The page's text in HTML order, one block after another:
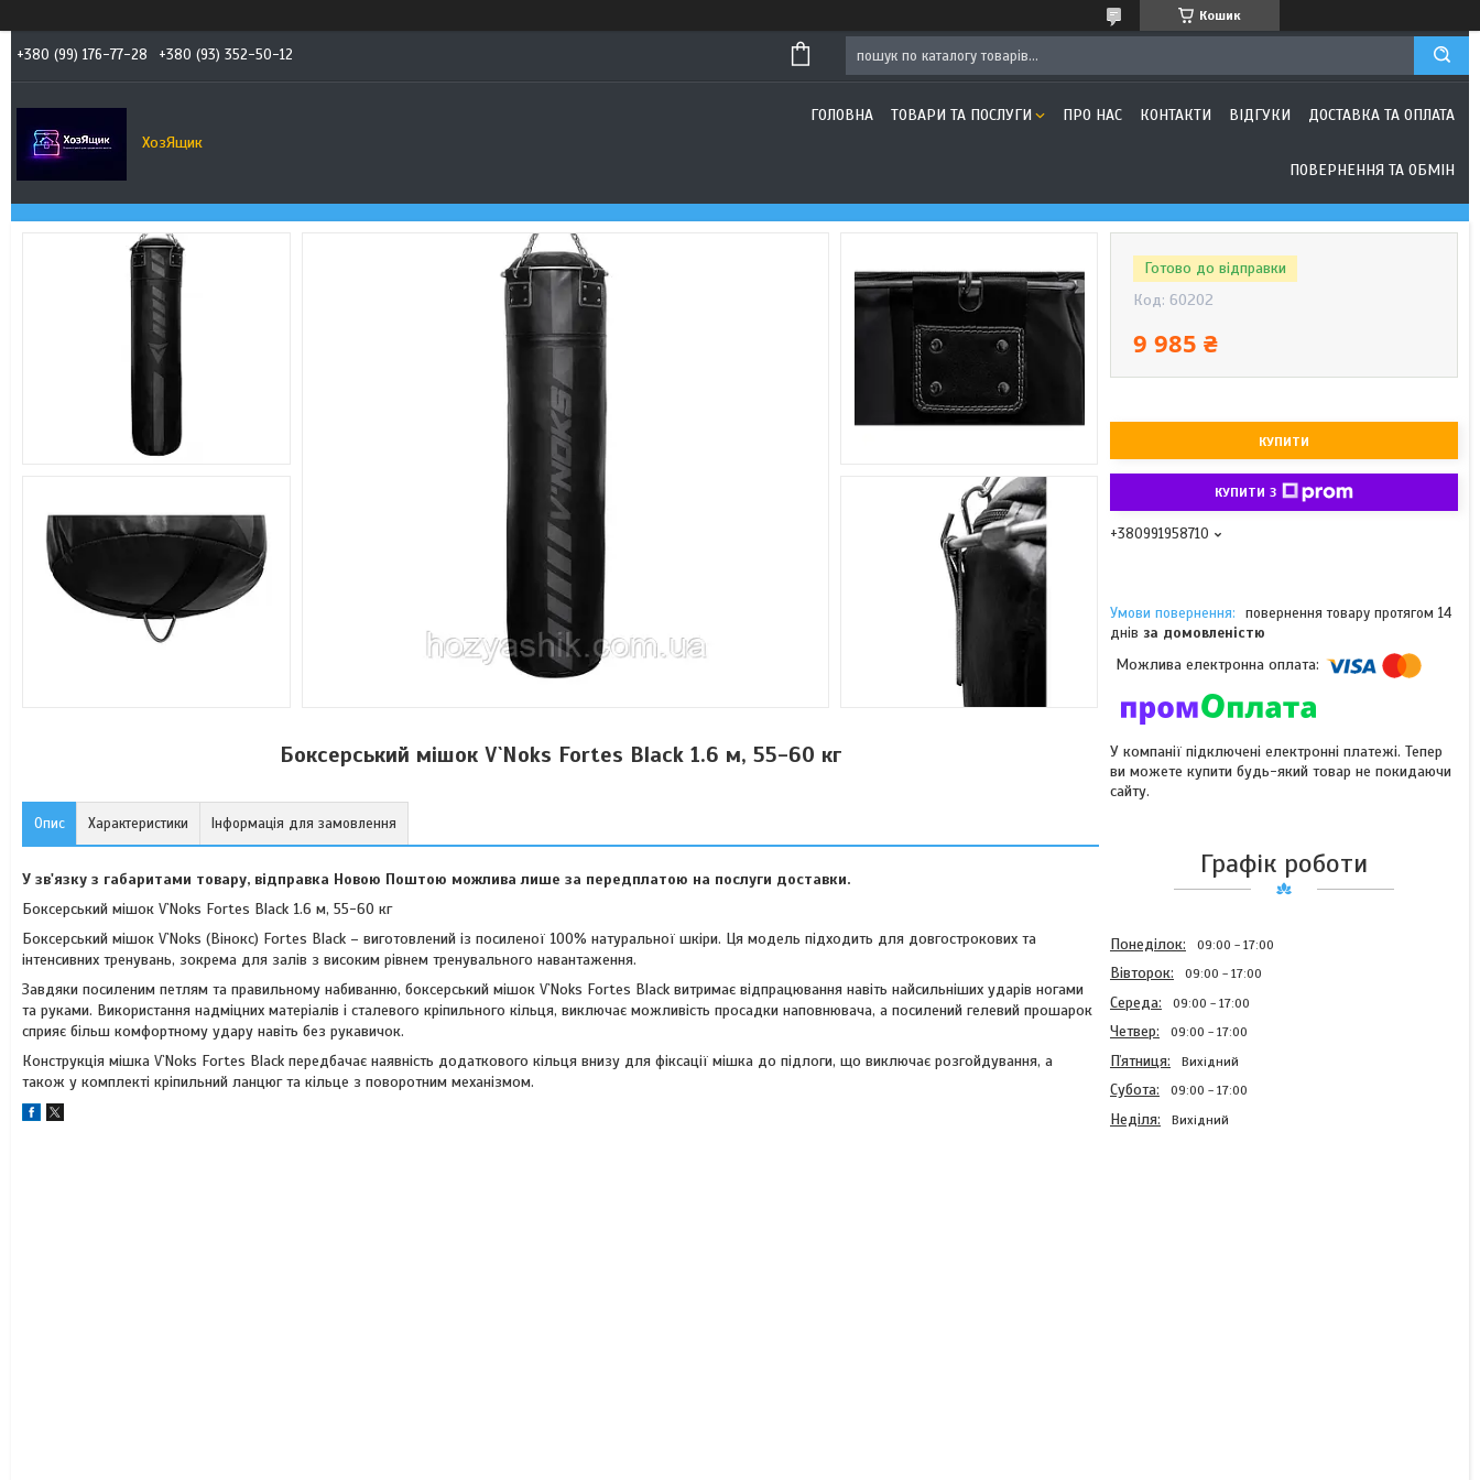
Кошик
+380 (99) 176-77-28 +380 (93) 352-50-12
ХозЯщик
ГОЛОВНА ТОВАРИ ТА ПОСЛУГИ ПРО НАС КОНТАКТИ ВІДГУКИ ДОСТАВКА ТА ОПЛАТА
ПОВЕРНЕННЯ ТА ОБМІН
Боксерський мішок V`Noks Fortes Black 1.6 м, 55-60 кг
Опис Характеристики Інформація для замовлення
У зв'язку з габаритами товару, відправка Новою Поштою можлива лише за передплатою на послуги доставки.
Боксерський мішок V`Noks Fortes Black 1.6 м, 55-60 кг
Боксерський мішок V`Noks (Вінокс) Fortes Black – виготовлений із посиленої 100% натуральної шкіри. Ця модель підходить для довгострокових та
інтенсивних тренувань, зокрема для залів з високим рівнем тренувального навантаження.
Завдяки посиленим петлям та правильному набиванню, боксерський мішок V`Noks Fortes Black витримає відпрацювання навіть найсильніших ударів ногами
та руками. Використання надміцних матеріалів і сталевого кріпильного кільця, виключає можливість просадки наповнювача, а посилений гелевий прошарок
сприяє більш комфортному удару навіть без рукавичок.
Конструкція мішка V`Noks Fortes Black передбачає наявність додаткового кільця внизу для фіксації мішка до підлоги, що виключає розгойдування, а
також у комплекті кріпильний ланцюг та кільце з поворотним механізмом.
Готово до відправки
Код: 60202
9 985 ₴
КУПИТИ
КУПИТИ З
+380991958710
повернення товару протягом 14
днів за домовленістю
У компанії підключені електронні платежі. Тепер
ви можете купити будь-який товар не покидаючи
сайту.
Графік роботи
Понеділок 09:00 17:00
Вівторок 09:00 17:00
Середа 09:00 17:00
Четвер 09:00 17:00
Пʼятниця Вихідний
Субота 09:00 17:00
Неділя Вихідний